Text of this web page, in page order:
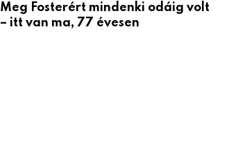
Meg Fosterért mindenki odáig volt
– itt van ma, 77 évesen